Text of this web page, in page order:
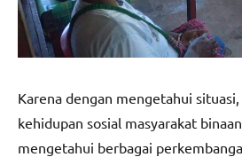
Karena dengan mengetahui
kehidupan sosial masyarakat
mengetahui berbagai